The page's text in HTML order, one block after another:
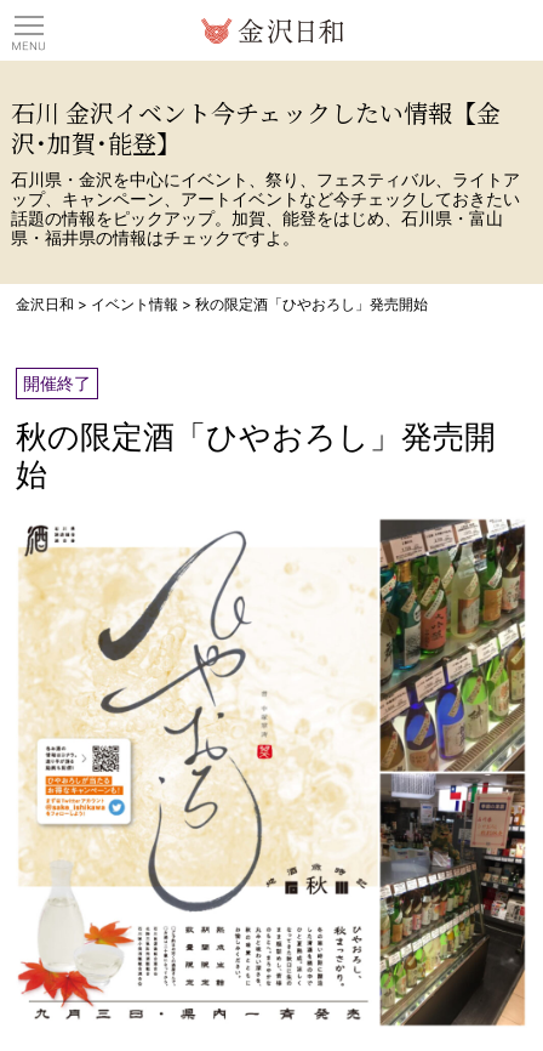
石川 金沢イベント今チェックしたい情報【金
沢･加賀･能登】
石川県・金沢を中心にイベント、祭り、フェスティバル、ライトア
ップ、キャンペーン、アートイベントなど今チェックしておきたい
話題の情報をピックアップ。加賀、能登をはじめ、石川県・富山
県・福井県の情報はチェックですよ。
金沢日和 > イベント情報 >秋の限定酒「ひやおろし」発売開始
開催終了
秋の限定酒「ひやおろし」発売開
始